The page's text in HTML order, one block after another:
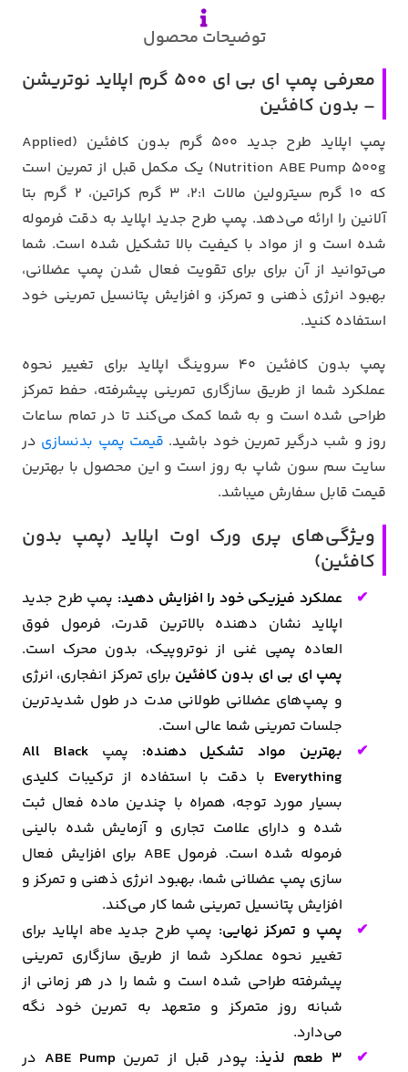
توضیحات محصول
معرفی پمپ ای بی ای 500 گرم اپلاید نوتریشن
– بدون کافئین
پمپ اپلاید طرح جدید 500 گرم بدون کافئین (Applied
Nutrition ABE Pump 500g) یک مکمل قبل از تمرین است
که 10 گرم سیترولین مالات 2:1، 3 گرم کراتین، 2 گرم بتا
آلانین را ارائه می‌دهد. پمپ طرح جدید اپلاید به دقت فرموله
شده است و از مواد با کیفیت بالا تشکیل شده است. شما
می‌توانید از آن برای برای تقویت فعال شدن پمپ عضلانی،
بهبود انرژی ذهنی و تمرکز، و افزایش پتانسیل تمرینی خود
استفاده کنید.
پمپ بدون کافئین 40 سروینگ اپلاید برای تغییر نحوه
عملکرد شما از طریق سازگاری تمرینی پیشرفته، حفط تمرکز
طراحی شده است و به شما کمک می‌کند تا در تمام ساعات
روز و شب درگیر تمرین خود باشید. قیمت پمپ بدنسازی در
سایت سم سون شاپ به روز است و این محصول با بهترین
قیمت قابل سفارش میباشد.
ویژگی‌های پری ورک اوت اپلاید (پمپ بدون
کافئین)
عملکرد فیزیکی خود را افزایش دهید: پمپ طرح جدید
اپلاید نشان دهنده بالاترین قدرت، فرمول فوق
العاده پمپی غنی از نوتروپیک، بدون محرک است.
پمپ ای بی ای بدون کافئین برای تمرکز انفجاری، انرژی
و پمپ‌های عضلانی طولانی مدت در طول شدیدترین
جلسات تمرینی شما عالی است.
بهترین مواد تشکیل دهنده: پمپAll Black
Everything با دقت با استفاده از ترکیبات کلیدی
بسیار مورد توجه، همراه با چندین ماده فعال ثبت
شده و دارای علامت تجاری و آزمایش شده بالینی
فرموله شده است. فرمول ABE برای افزایش فعال
سازی پمپ عضلانی شما، بهبود انرژی ذهنی و تمرکز و
افزایش پتانسیل تمرینی شما کار می‌کند.
پمپ و تمرکز نهایی:
پمپ طرح جدید abe اپلاید برای
تغییر نحوه عملکرد شما از طریق سازگاری تمرینی
پیشرفته طراحی شده است و شما را در هر زمانی از
شبانه روز متمرکز و متعهد به تمرین خود نگه
می‌دارد.
3 طعم لذیذ:
پودر قبل از تمرینABE Pump در